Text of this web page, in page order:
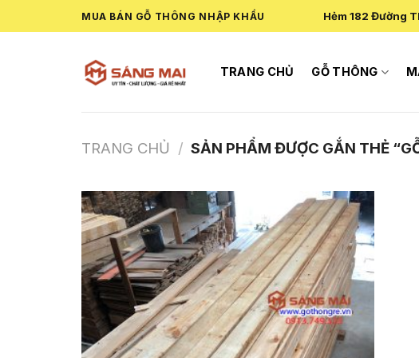
to
MUA BÁN GỖ THÔNG NHẬP KHẨU Hẻm 182 Đường
TRANG CHỦ GỖ THÔNG
TRANG CHỦ / SẢN PHẨM ĐƯỢC GẮN THẺ